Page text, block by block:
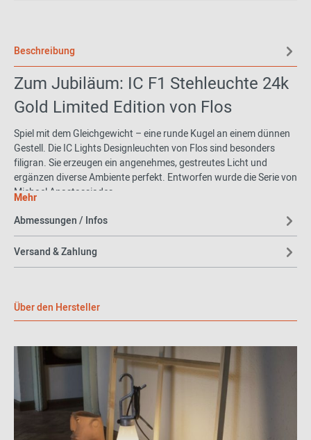
Beschreibung
Zum Jubiläum: IC F1 Stehleuchte 24k
Gold Limited Edition von Flos
Spiel mit dem Gleichgewicht – eine runde Kugel an einem dünnen
Gestell. Die IC Lights Designleuchten von Flos sind besonders
filigran. Sie erzeugen ein angenehmes, gestreutes Licht und
ergänzen diverse Ambiente perfekt. Entworfen wurde die Serie von
Michael Anastassiades.
Technische Details
Rahmen 24 Karat Vergoldung
Dieser Artikel ist ein Einzelstück. Als Einzelstücke
verkaufen wir ungebrauchte und neuwertige Artikel, die
KEINE Beschädigungen aufweisen. Das können zum
Beispiel Auslaufmodelle, Restposten oder Retourenartikel
sein. Da die Artikel zudem oft nur in begrenzter Stückzahl
vorhanden sind, sind sie für den Zwischenverkauf
Mehr
Abmessungen / Infos
Versand & Zahlung
Über den Hersteller